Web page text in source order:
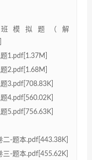
模拟题（解
1.pdf[1.37M]
2.pdf[1.68M]
3.pdf[708.83K]
4.pdf[560.02K]
5.pdf[756.63K]
二-题本.pdf[443.38K]
三-题本.pdf[455.62K]